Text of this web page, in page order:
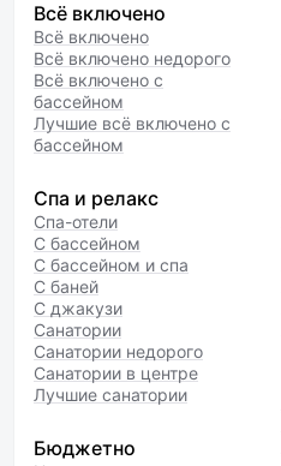
Всё включено
Всё включено
Всё включено недорого
Всё включено с
бассейном
Лучшие всё включено с
бассейном
Спа и релакс
Спа-отели
С бассейном
С бассейном и спа
С баней
С джакузи
Санатории
Санатории недорого
Санатории в центре
Лучшие санатории
Бюджетно